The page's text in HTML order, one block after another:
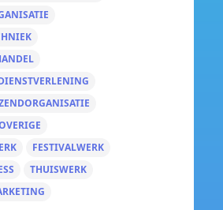
FESTIVALWERK
THUISWERK